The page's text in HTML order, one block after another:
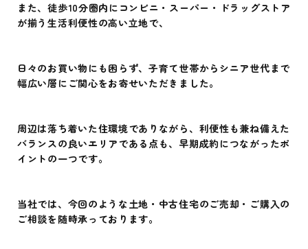
また、徒歩10分圏内にコンビニ・スーパー・ドラッグストア
が揃う生活利便性の高い立地で、
日々のお買い物にも困らず、子育て世帯からシニア世代まで
幅広い層にご関心をお寄せいただきました。
周辺は落ち着いた住環境でありながら、利便性も兼ね備えた
バランスの良いエリアである点も、早期成約につながったポ
イントの一つです。
当社では、今回のような土地・中古住宅のご売却・ご購入の
ご相談を随時承っております。